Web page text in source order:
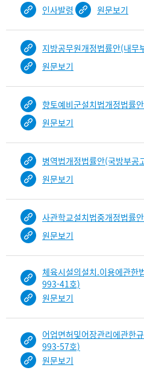
는
다.
d
공
인사발령 원문보기
지방공무원개정법률안(내
원문보기
향토예비군설치법개정법률
원문보기
병역법개정법률안(국방부
원문보기
사관학교설치법중개정법률
원문보기
체육시설의설치.이용에관한
993-41호)
원문보기
어업면허및어장관리에관한
993-57호)
원문보기